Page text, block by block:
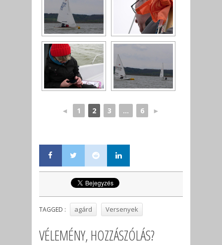
◄ 1 2 3 ... 6 ►
TAGGED : agárd Versenyek
VÉLEMÉNY, HOZZÁSZÓLÁS?